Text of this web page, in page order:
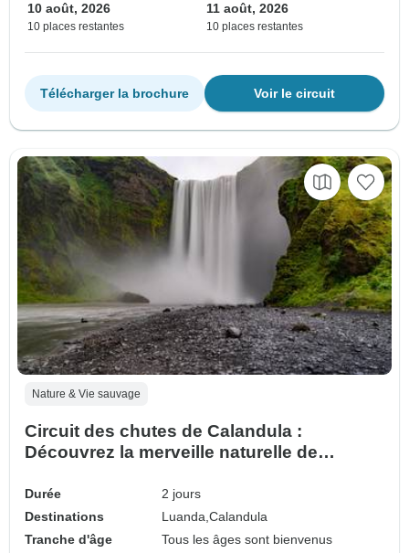
10 août, 2026
10 places restantes
11 août, 2026
10 places restantes
Voir le circuit
Télécharger la brochure
Nature & Vie sauvage
Circuit des chutes de Calandula :
Découvrez la merveille naturelle de
Durée
2 jours
Destinations
Luanda,Calandula
Tranche d'âge
Tous les âges sont bienvenus